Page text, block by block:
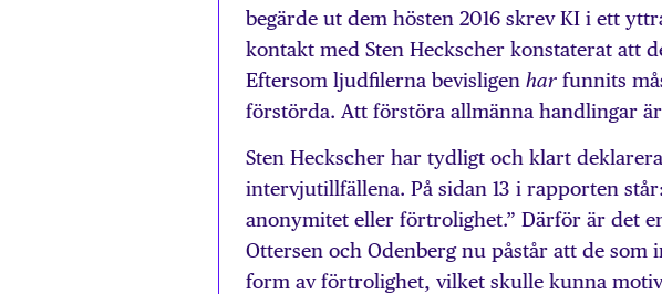
begärde ut dem hösten 2016 skrev KI i ett
kontakt med Sten Heckscher konstaterat att
Eftersom ljudfilerna bevisligen har funnits
förstörda. Att förstöra allmänna handlingar
Sten Heckscher har tydligt och klart
intervjutillfällena. På sidan 13 i rapporten
anonymitet eller förtrolighet.” Därför är det
Ottersen och Odenberg nu påstår att de som
form av förtrolighet, vilket skulle kunna